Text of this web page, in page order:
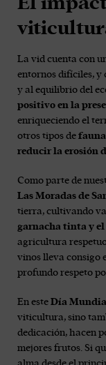
La vid cuenta con
entornos difíciles, y
y al equilibrio del
positivo en la
enriqueciendo el
otros tipos de
reducir la erosión
Como parte de
Las Moradas de
tierra, cultivando
garnacha tinta y
agricultura
vinos lleva consigo
profundo respeto
En este Día
viticultura, sino
dedicación, hacen
mejores frutos. Si